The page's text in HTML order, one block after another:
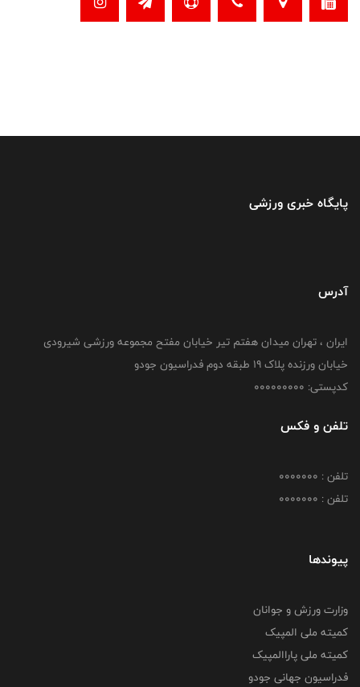
پایگاه خبری ورزشی
آدرس
ایران ، تهران میدان هفتم تیر خیابان مفتح مجموعه ورزشی شیرودی
خیابان ورزنده پلاک ۱۹ طبقه دوم فدراسیون جودو
کدپستی: 000000000
تلفن و فکس
تلفن : 0000000
تلفن : 0000000
پیوندها
وزارت ورزش و جوانان
کمیته ملی المپیک
کمیته ملی پاراالمپیک
فدراسیون جهانی جودو